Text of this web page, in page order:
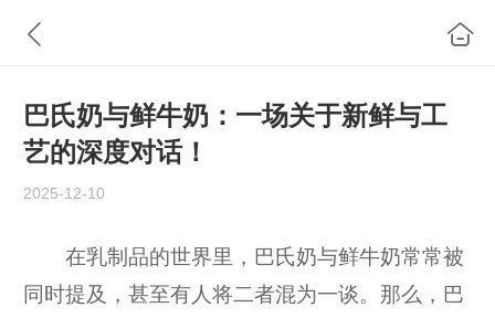
巴氏奶与鲜牛奶：一场关于新鲜与工
艺的深度对话！
2025-12-10
在乳制品的世界里，巴氏奶与鲜牛奶常常被
同时提及，甚至有人将二者混为一谈。那么，巴